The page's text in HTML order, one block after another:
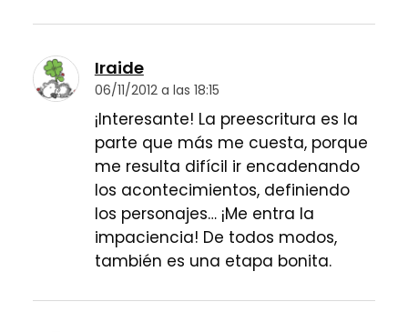
Iraide
06/11/2012 a las 18:15
¡Interesante! La preescritura es la
parte que más me cuesta, porque
me resulta difícil ir encadenando
los acontecimientos, definiendo
los personajes… ¡Me entra la
impaciencia! De todos modos,
también es una etapa bonita.